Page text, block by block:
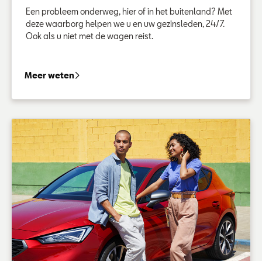
Een probleem onderweg, hier of in het buitenland? Met
deze waarborg helpen we u en uw gezinsleden, 24/7.
Ook als u niet met de wagen reist.
Meer wetenBijstand aan personen